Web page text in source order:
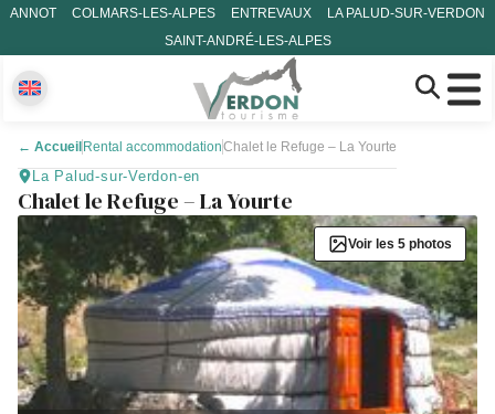
ANNOT COLMARS-LES-ALPES ENTREVAUX
LA PALUD-SUR-VERDON
SAINT-ANDRÉ-LES-ALPES
← Accueil Rental accommodationChalet le Refuge – La Yourte
La Palud-sur-Verdon-en
Chalet le Refuge – La Yourte
Voir les 5 photos